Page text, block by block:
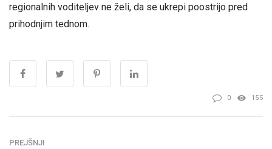
regionalnih voditeljev ne želi, da se ukrepi poostrijo pred
prihodnjim tednom.
0 155
PREJŠNJI